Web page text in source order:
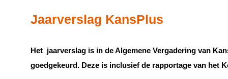
Jaarverslag KansPlus
Het jaarverslag is in de Algemene Vergadering van
goedgekeurd. Deze is inclusief de rapportage van het